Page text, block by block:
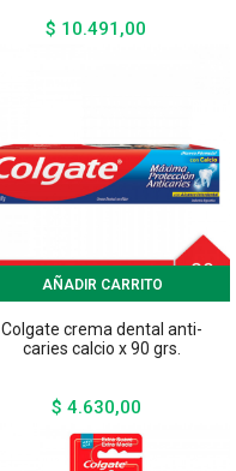
$ 10.491,00
AÑADIR CARRITO
Colgate crema dental anti-
caries calcio x 90 grs.
$ 4.630,00